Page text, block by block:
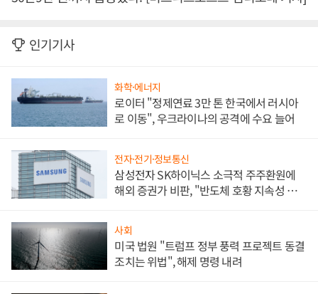
인기기사
화학·에너지
로이터 "정제연료 3만 톤 한국에서 러시아
로 이동", 우크라이나의 공격에 수요 늘어
전자·전기·정보통신
삼성전자 SK하이닉스 소극적 주주환원에
해외 증권가 비판, "반도체 호황 지속성 의
사회
미국 법원 "트럼프 정부 풍력 프로젝트 동결
조치는 위법", 해제 명령 내려